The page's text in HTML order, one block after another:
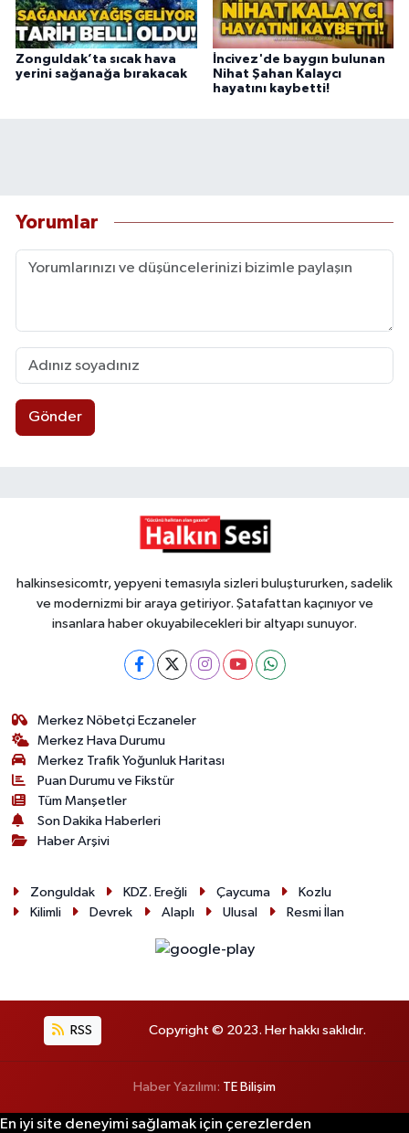
Zonguldak’ta sıcak hava
yerini sağanağa bırakacak
İncivez'de baygın bulunan
Nihat Şahan Kalaycı
hayatını kaybetti!
Yorumlar
Gönder
halkinsesicomtr, yepyeni temasıyla sizleri buluştururken, sadelik
ve modernizmi bir araya getiriyor. Şatafattan kaçınıyor ve
insanlara haber okuyabilecekleri bir altyapı sunuyor.
Merkez Nöbetçi Eczaneler
Merkez Hava Durumu
Merkez Trafik Yoğunluk Haritası
Puan Durumu ve Fikstür
Tüm Manşetler
Son Dakika Haberleri
Haber Arşivi
Zonguldak KDZ. Ereğli Çaycuma
Kozlu
Kilimli
Devrek Alaplı Ulusal Resmi İlan
RSS Copyright © 2023. Her hakkı saklıdır.
Haber Yazılımı: TE Bilişim
En iyi site deneyimi sağlamak için çerezlerden